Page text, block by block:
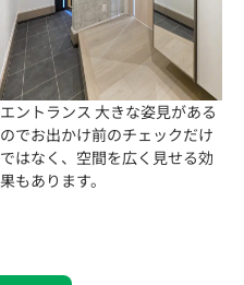
エントランス 大きな姿見がある
のでお出かけ前のチェックだけ
ではなく、空間を広く見せる効
果もあります。